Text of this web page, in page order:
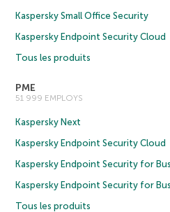
Kaspersky Small Office Security
Kaspersky Endpoint Security Cloud
Tous les produits
PME
51 999 EMPLOYS
Kaspersky Next
Kaspersky Endpoint Security Cloud
Kaspersky Endpoint Security for
Kaspersky Endpoint Security for
Tous les produits